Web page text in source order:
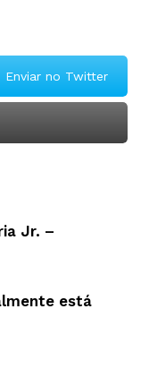
Enviar no Twitter
Jr. –
está